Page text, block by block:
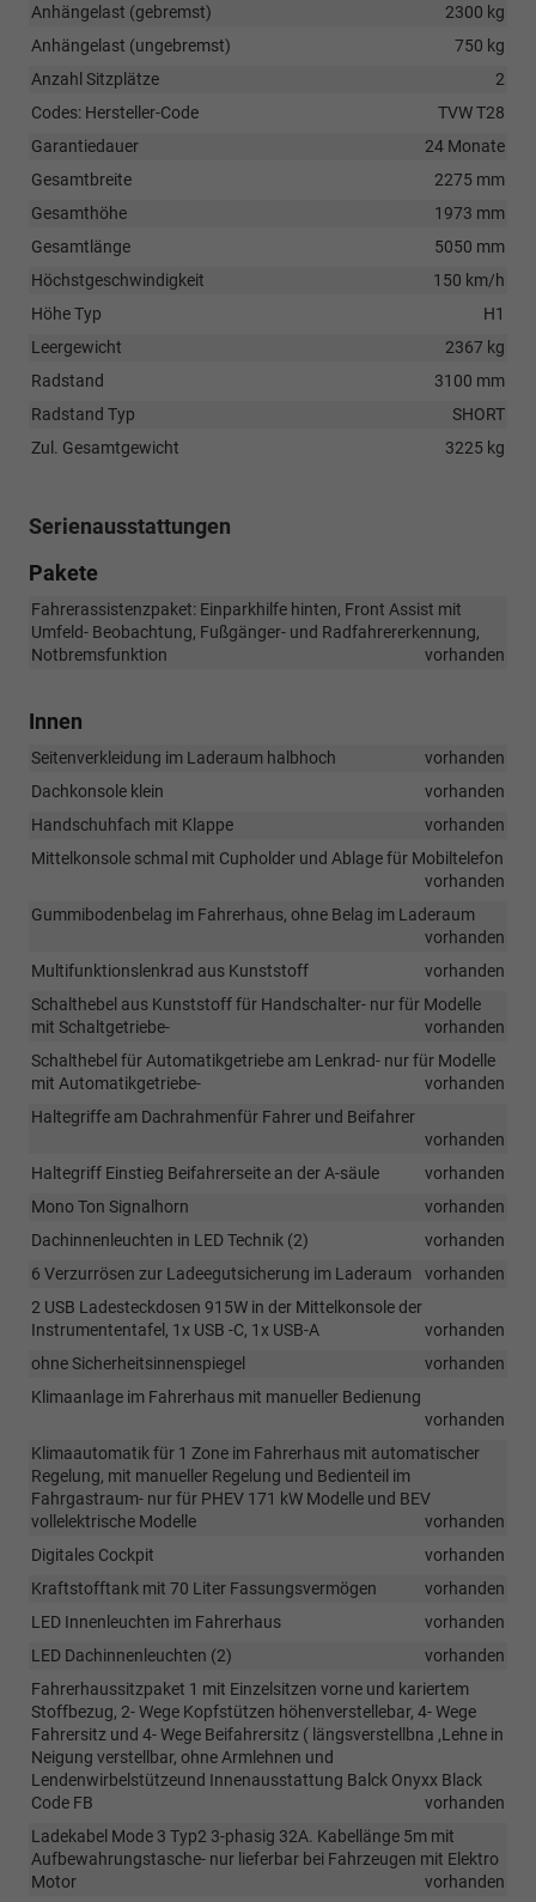
Anhängelast (gebremst)
2300 kg
Anhängelast (ungebremst)
750 kg
Anzahl Sitzplätze
2
Codes: Hersteller-Code
TVW T28
Garantiedauer
24 Monate
Gesamtbreite
2275 mm
Gesamthöhe
1973 mm
Gesamtlänge
5050 mm
Höchstgeschwindigkeit
150 km/h
Höhe Typ
H1
Leergewicht
2367 kg
Radstand
3100 mm
Radstand Typ
SHORT
Zul. Gesamtgewicht
3225 kg
Serienausstattungen
Pakete
Fahrerassistenzpaket: Einparkhilfe hinten, Front Assist mit
Umfeld- Beobachtung, Fußgänger- und Radfahrererkennung,
Notbremsfunktion
vorhanden
Innen
Seitenverkleidung im Laderaum halbhoch
vorhanden
Dachkonsole klein
vorhanden
Handschuhfach mit Klappe
vorhanden
Mittelkonsole schmal mit Cupholder und Ablage für Mobiltelefon
vorhanden
Gummibodenbelag im Fahrerhaus, ohne Belag im Laderaum
vorhanden
Multifunktionslenkrad aus Kunststoff
vorhanden
Schalthebel aus Kunststoff für Handschalter- nur für Modelle
mit Schaltgetriebe-
vorhanden
Schalthebel für Automatikgetriebe am Lenkrad- nur für Modelle
mit Automatikgetriebe-
vorhanden
Haltegriffe am Dachrahmenfür Fahrer und Beifahrer
vorhanden
Haltegriff Einstieg Beifahrerseite an der A-säule
vorhanden
Mono Ton Signalhorn
vorhanden
Dachinnenleuchten in LED Technik (2)
vorhanden
6 Verzurrösen zur Ladeegutsicherung im Laderaum
vorhanden
2 USB Ladesteckdosen 915W in der Mittelkonsole der
Instrumententafel, 1x USB -C, 1x USB-A
vorhanden
ohne Sicherheitsinnenspiegel
vorhanden
Klimaanlage im Fahrerhaus mit manueller Bedienung
vorhanden
Klimaautomatik für 1 Zone im Fahrerhaus mit automatischer
Regelung, mit manueller Regelung und Bedienteil im
Fahrgastraum- nur für PHEV 171 kW Modelle und BEV
vollelektrische Modelle
vorhanden
Digitales Cockpit
vorhanden
Kraftstofftank mit 70 Liter Fassungsvermögen
vorhanden
LED Innenleuchten im Fahrerhaus
vorhanden
LED Dachinnenleuchten (2)
vorhanden
Fahrerhaussitzpaket 1 mit Einzelsitzen vorne und kariertem
Stoffbezug, 2- Wege Kopfstützen höhenverstellebar, 4- Wege
Fahrersitz und 4- Wege Beifahrersitz ( längsverstellbna ,Lehne in
Neigung verstellbar, ohne Armlehnen und
Lendenwirbelstützeund Innenausstattung Balck Onyxx Black
Code FB
vorhanden
Ladekabel Mode 3 Typ2 3-phasig 32A. Kabellänge 5m mit
Aufbewahrungstasche- nur lieferbar bei Fahrzeugen mit Elektro
Motor
vorhanden